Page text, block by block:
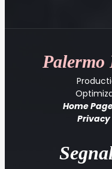
Palermo
Home
Privacy